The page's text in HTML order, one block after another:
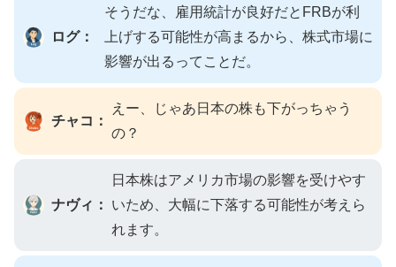
ログ：
そうだな、雇用統計が良好だとFRBが利
上げする可能性が高まるから、株式市場に
影響が出るってことだ。
チャコ：
えー、じゃあ日本の株も下がっちゃう
の？
ナヴィ：
日本株はアメリカ市場の影響を受けやす
いため、大幅に下落する可能性が考えら
れます。